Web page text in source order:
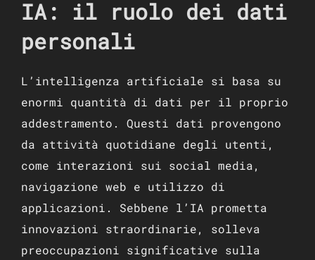
IA: il ruolo dei dati
personali
L’intelligenza artificiale si basa su
enormi quantità di dati per il proprio
addestramento. Questi dati provengono
da attività quotidiane degli utenti,
come interazioni sui social media,
navigazione web e utilizzo di
applicazioni. Sebbene l’IA prometta
innovazioni straordinarie, solleva
preoccupazioni significative sulla